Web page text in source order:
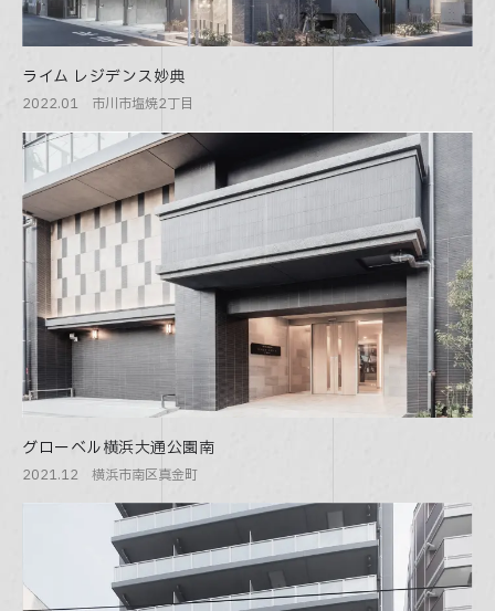
ライム レジデンス妙典
2022.01 市川市塩焼2丁目
グローベル横浜大通公園南
2021.12 横浜市南区真金町